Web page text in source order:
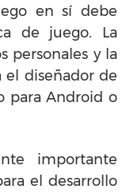
en sí debe
de juego. La
personales y la
el diseñador de
para Android o
importante
el desarrollo